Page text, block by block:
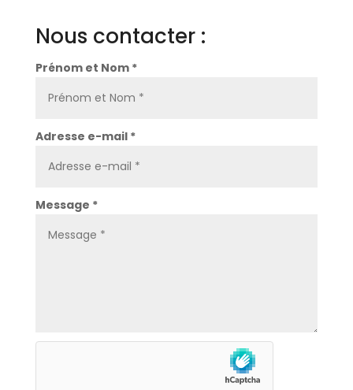
Nous contacter :
Prénom et Nom *
Adresse e-mail *
Message *